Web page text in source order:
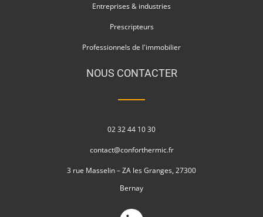
Entreprises & industries
Prescripteurs
Professionnels de l'immobilier
NOUS CONTACTER
02 32 44 10 30
contact@conforthermic.fr
3 rue Masselin – ZA les Granges, 27300
Bernay